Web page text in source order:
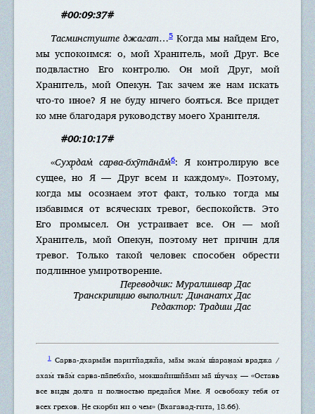
#00:09:37#
Тасминстуште джагат…5Когда мы найдем Его,
мы успокоимся: о, мой Хранитель, мой Друг. Все
подвластно Его контролю. Он мой Друг, мой
Хранитель, мой Опекун. Так зачем же нам искать
что-то иное? Я не буду ничего бояться. Все придет
ко мне благодаря руководству моего Хранителя.
#00:10:17#
«Сухр̣дам̇ сарва-бхӯта̄на̄м̇6: Я контролирую все
сущее, но Я — Друг всем и каждому». Поэтому,
когда мы осознаем этот факт, только тогда мы
избавимся от всяческих тревог, беспокойств. Это
Его промысел. Он устраивает все. Он — мой
Хранитель, мой Опекун, поэтому нет причин для
тревог. Только такой человек способен обрести
подлинное умиротворение.
Переводчик: Муралишвар Дас
Транскрипцию выполнил: Динанатх Дас
Редактор: Традиш Дас
1Сарва-дхарма̄н паритйаджйа, ма̄м экам̇ ш́аран̣ам̇ враджа /
ахам̇ тва̄м̇ сарва-па̄пебхйо, мокшайишйа̄ми ма̄ ш́учах̣ — «Оставь
все виды долга и полностью предайся Мне. Я освобожу тебя от
всех грехов. Не скорби ни о чем» (Бхагавад-гита, 18.66).